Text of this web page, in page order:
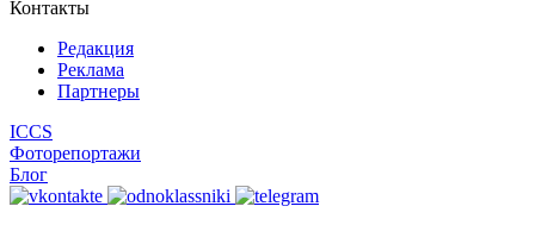
Контакты
Редакция
Реклама
Партнеры
ICCS
Фоторепортажи
Блог